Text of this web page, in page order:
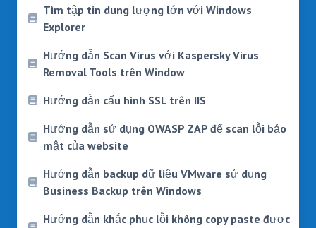
Tìm tập tin dung lượng lớn với Windows
Explorer
Hướng dẫn Scan Virus với Kaspersky Virus
Removal Tools trên Window
Hướng dẫn cấu hình SSL trên IIS
Hướng dẫn sử dụng OWASP ZAP để scan lỗi bảo
mật của website
Hướng dẫn backup dữ liệu VMware sử dụng
Business Backup trên Windows
Hướng dẫn khắc phục lỗi không copy paste được